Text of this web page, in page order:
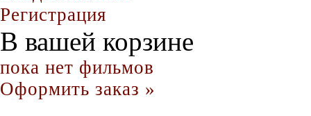
Регистрация
В вашей корзине
пока нет фильмов
Оформить заказ »